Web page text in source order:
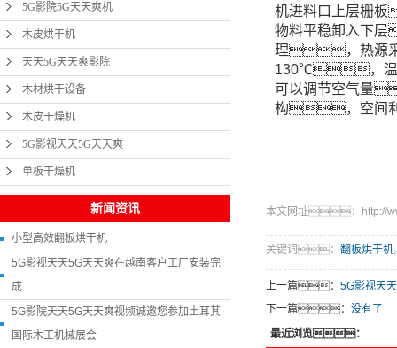
5G影院5G天天爽机
木皮烘干机
天天5G天天爽影院
木材烘干设备
木皮干燥机
5G影视天天5G天天爽
单板干燥机
新闻资讯
小型高效翻板烘干机
5G影视天天5G天天爽在越南客户工厂安装完
成
5G影院天天5G天天爽视频诚邀您参加土耳其
国际木工机械展会
机进料口上层栅
物料平稳卸入下
理，热源采
130℃，
可以调节空气量
构，空间利
本文网址：http://
关键词： 翻板烘干机,
上一篇： 5G影视天
下一篇： 没有了
最近浏览：